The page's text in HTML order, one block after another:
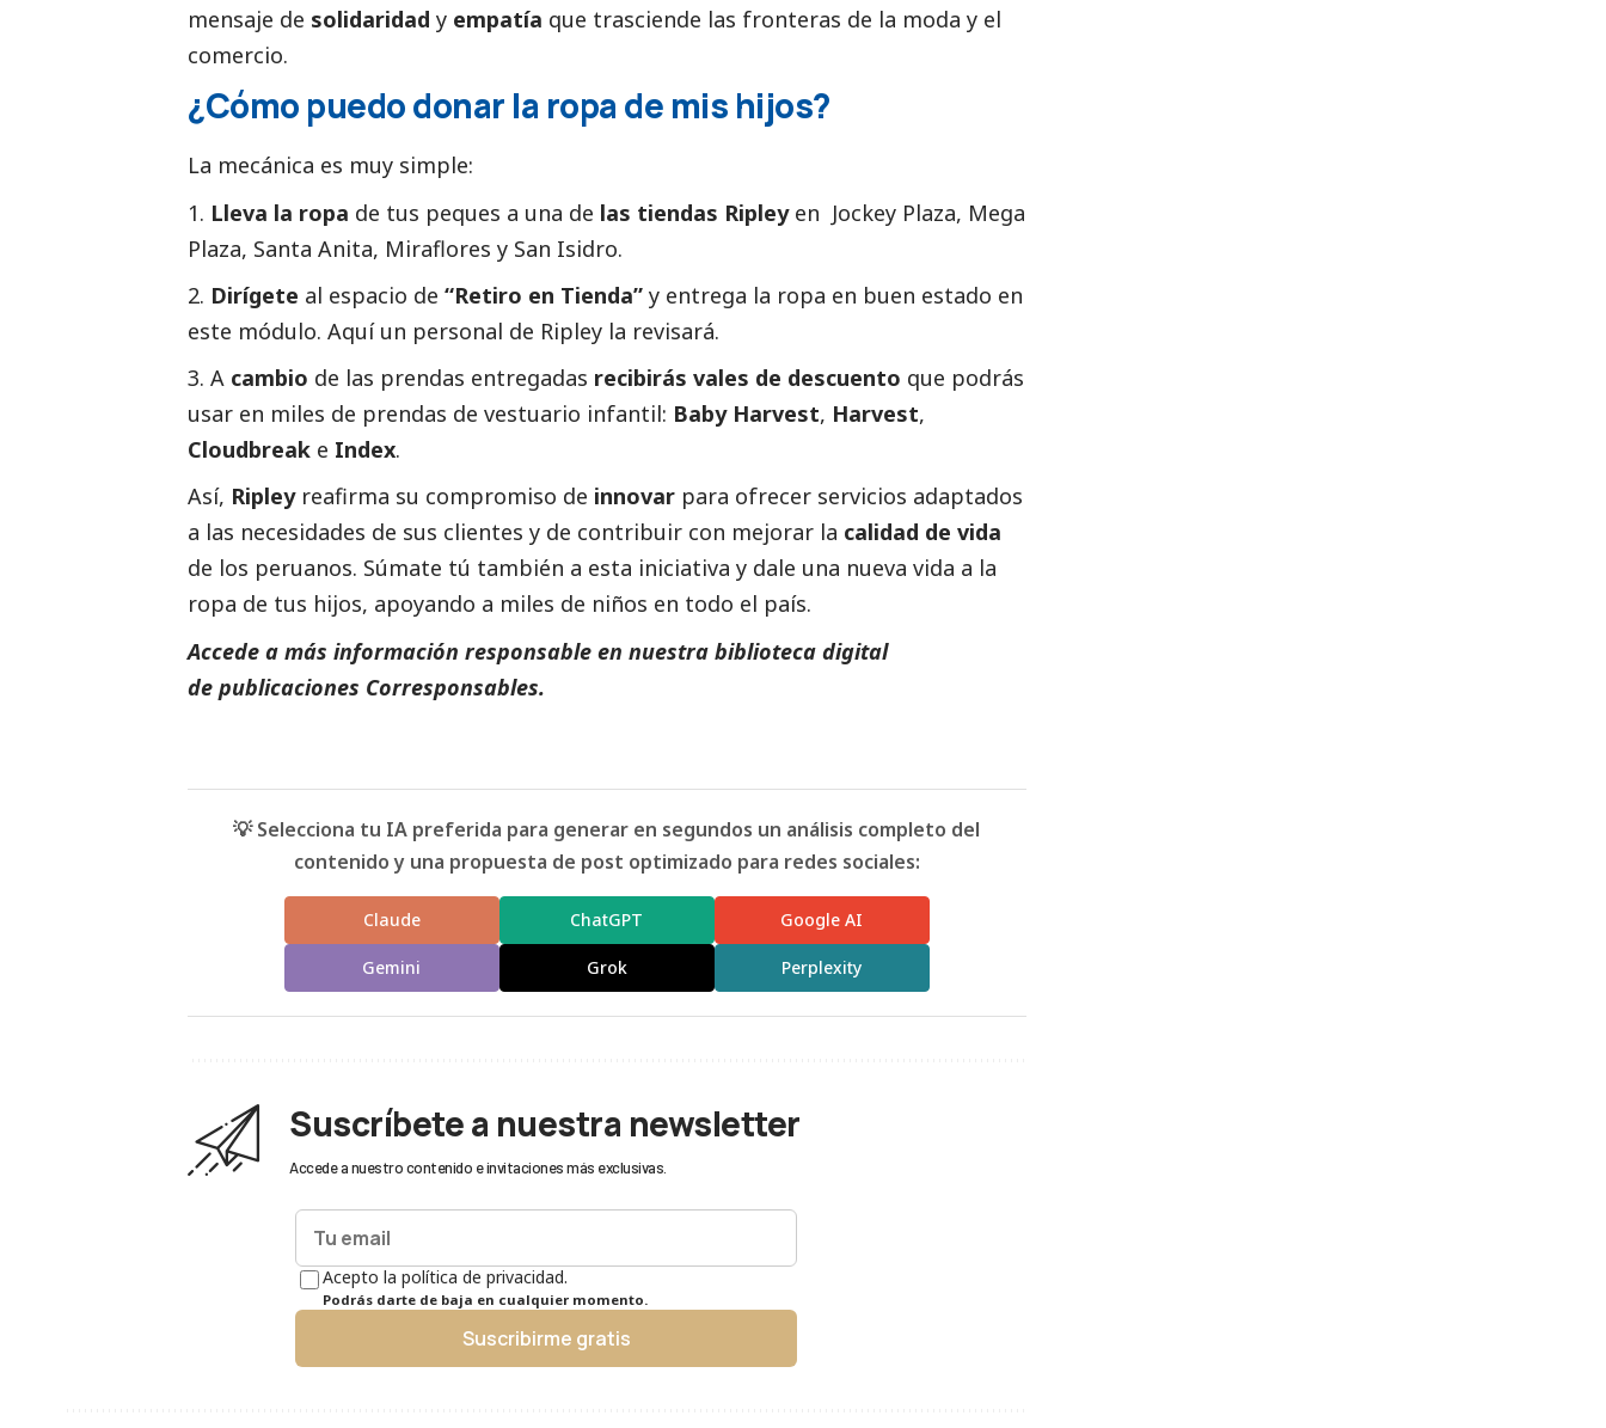
mensaje de solidaridad y empatía que trasciende las fronteras de la moda y el
comercio.
¿Cómo puedo donar la ropa de mis hijos?
La mecánica es muy simple:
Lleva la ropa de tus peques a una de las tiendas Ripleyen Jockey Plaza, Mega
Plaza, Santa Anita, Miraflores y San Isidro.
Dirígete al espacio de “Retiro en Tienda” y entrega la ropa en buen estado en
este módulo. Aquí un personal de Ripley la revisará.
A cambio de las prendas entregadas recibirás vales de descuento que podrás
usar en miles de prendas de vestuario infantil: Baby Harvest, Harvest,
Cloudbreak e Index.
Así, Ripley reafirma su compromiso de innovar para ofrecer servicios adaptados
a las necesidades de sus clientes y de contribuir con mejorar la calidad de vida
de los peruanos. Súmate tú también a esta iniciativa y dale una nueva vida a la
ropa de tus hijos, apoyando a miles de niños en todo el país.
Accede a más información responsable en nuestra biblioteca digital
de publicaciones Corresponsables.
💡 Selecciona tu IA preferida para generar en segundos un análisis completo del
contenido y una propuesta de post optimizado para redes sociales:
Claude ChatGPT Google AI
Gemini Grok Perplexity
Suscríbete a nuestra newsletter
Accede a nuestro contenido e invitaciones más exclusivas.
Acepto la política de privacidad.
Podrás darte de baja en cualquier momento.
Suscribirme gratis